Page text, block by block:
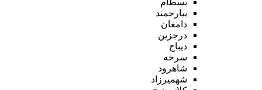
بیارجمند
دامغان
درجزین
دیباج
سرخه
شاهرود
شهمیرزاد